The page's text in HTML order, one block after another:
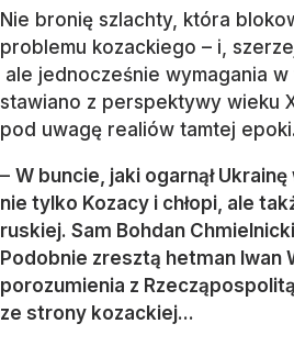
Nie bronię szlachty, która
problemu kozackiego – i,
ale jednocześnie wymagania
stawiano z perspektywy wieku
pod uwagę realiów tamtej epoki.
– W buncie, jaki ogarnął Ukrainę
nie tylko Kozacy i chłopi, ale
ruskiej. Sam Bohdan
Podobnie zresztą hetman Iwan
porozumienia z
ze strony kozackiej...